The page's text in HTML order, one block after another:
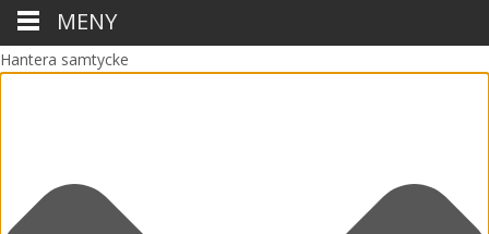
Hantera samtycke
MENY